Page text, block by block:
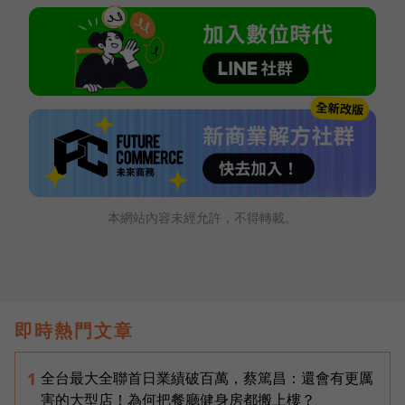
本網站內容未經允許，不得轉載。
即時熱門文章
1 全台最大全聯首日業績破百萬，蔡篤昌：還會有更厲
害的大型店！為何把餐廳健身房都搬上樓？